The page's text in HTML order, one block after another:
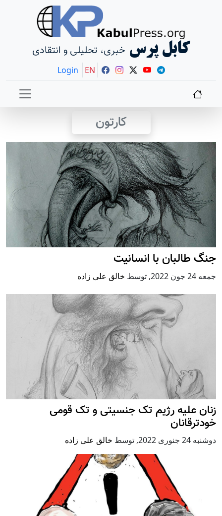
کابل پرس خبری، تحلیلی و انتقادی
Login EN
کارتون
جنگ طالبان با انسانیت
جمعه 24 جون 2022 , توسط خالق علی زاده
زنان علیه رژيم تک جنسیتی و تک قومی
خودترقانان
دوشنبه 24 جنوری 2022 , توسط خالق علی زاده